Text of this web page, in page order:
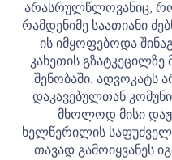
არასრულწლოვანიც,
რამდენიმე საათიანი
ის იმყოფებოდა
კახეთის
შენობაში. ადვოკატს
დაკავებულთან
მხოლოდ მისი
ხელწერილის
თავად გამოიყვანეს